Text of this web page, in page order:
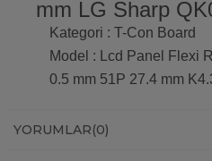
mm LG Sharp
Kategori : T-Con Board
Model : Lcd Panel Flexi
0.5 mm 51P 27.4 mm
YORUMLAR(0)